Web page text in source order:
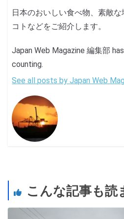
日本のおいしい食べ物、素敵
コトなどをご紹介します。
Japan Web Magazine 編集部
counting.
See all posts by Japan Web
こんな記事も読